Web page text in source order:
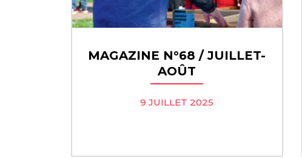
MAGAZINE N°68 / JUILLET-
AOÛT
9 JUILLET 2025